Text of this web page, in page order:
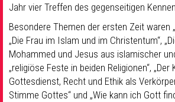
Jahr vier Treffen des gegenseitigen
Besondere Themen der ersten Zeit waren
„Die Frau im Islam und im Christentum“,
Mohammed und Jesus aus islamischer
„religiöse Feste in beiden Religionen“, „Der
Gottesdienst, Recht und Ethik als
Stimme Gottes“ und „Wie kann ich Gott